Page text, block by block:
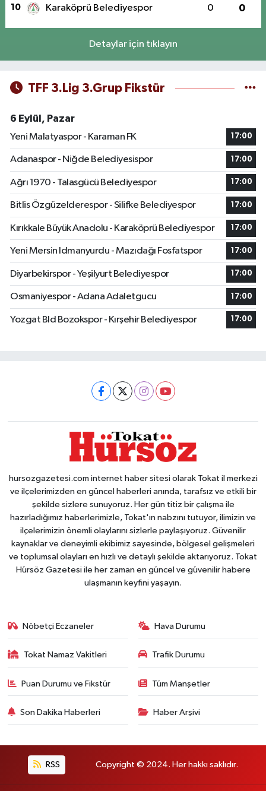
10 Karaköprü Belediyespor 0 0
Detaylar için tıklayın
TFF 3.Lig 3.Grup Fikstür
6 Eylül, Pazar
Yeni Malatyaspor - Karaman FK
17:00
Adanaspor - Niğde Belediyesispor 17:00
Ağrı 1970 - Talasgücü Belediyespor 17:00
Bitlis Özgüzelderespor - Silifke Belediyespor 17:00
Kırıkkale Büyük Anadolu - Karaköprü Belediyespor 17:00
Yeni Mersin Idmanyurdu - Mazıdağı Fosfatspor 17:00
Diyarbekirspor - Yeşilyurt Belediyespor 17:00
Osmaniyespor - Adana Adaletgucu 17:00
Yozgat Bld Bozokspor - Kırşehir Belediyespor 17:00
hursozgazetesi.com internet haber sitesi olarak Tokat il merkezi
ve ilçelerimizden en güncel haberleri anında, tarafsız ve etkili bir
şekilde sizlere sunuyoruz. Her gün titiz bir çalışma ile
hazırladığımız haberlerimizle, Tokat'ın nabzını tutuyor, ilimizin ve
ilçelerimizin önemli olaylarını sizlerle paylaşıyoruz. Güvenilir
kaynaklar ve deneyimli ekibimiz sayesinde, bölgesel gelişmeleri
ve toplumsal olayları en hızlı ve detaylı şekilde aktarıyoruz. Tokat
Hürsöz Gazetesi ile her zaman en güncel ve güvenilir habere
ulaşmanın keyfini yaşayın.
Nöbetçi Eczaneler Hava Durumu
Tokat Namaz Vakitleri Trafik Durumu
Puan Durumu ve Fikstür Tüm Manşetler
Son Dakika Haberleri Haber Arşivi
RSS Copyright © 2024. Her hakkı saklıdır.